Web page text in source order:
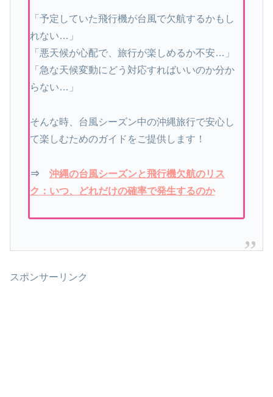
「予定していた飛行機が台風で欠航するかもし
れない…」
「悪天候が心配で、旅行が楽しめるか不安…」
「急な天候変動にどう対応すればいいのか分か
らない…」
そんな時、台風シーズン中の沖縄旅行で安心し
て楽しむためのガイドをご提供します！
⇒ 沖縄の台風シーズンと飛行機欠航のリス
ク：いつ、どれだけの確率で発生するのか
スポンサーリンク